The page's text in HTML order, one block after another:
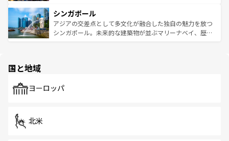
参照してほしい。
激する。気候は一年中温暖で、どの季節にも異なる楽しみ
が待っている。親しみやすいタイの人々、仏教を中心とし
た文化、そして多様な観光資源が、訪れる旅人を魅了し続
み、どこを訪れても感動するはず。観光スポットが密集し
ており、効率よく見どころを回れるのも魅力。息をのむよ
うな絶景から文化的な体験まで、香港を存分に楽しみ尽く
シンガポール
アジアの交差点として多文化が融合した独自の魅力を放つ
シンガポール。未来的な建築物が並ぶマリーナベイ、歴史
で、ホーカーズは地元の風情を楽しめる外せないスポット
国と地域
ヨーロッパ
北米